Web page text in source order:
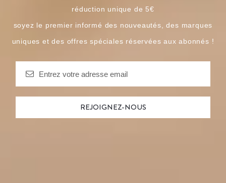
réduction unique de 5€
soyez le premier informé des nouveautés, des marques
uniques et des offres spéciales réservées aux abonnés !